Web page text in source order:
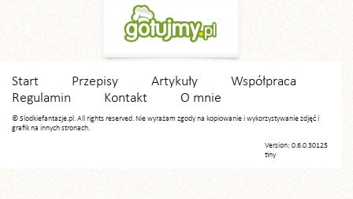
Start Przepisy Artykuły
Współpraca
Regulamin
Kontakt O mnie
© Slodkiefantazje.pl. All rights reserved. Nie wyrażam zgody na kopiowanie i wykorzystywanie zdjęć i
grafik na innych stronach.
Version: 0.6.0.30125
tiny